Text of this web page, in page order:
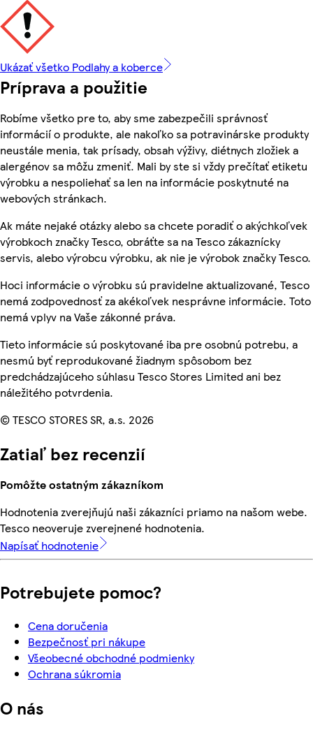
Ukázať všetko Podlahy a koberce
Príprava a použitie
Robíme všetko pre to, aby sme zabezpečili správnosť
informácií o produkte, ale nakoľko sa potravinárske produkty
neustále menia, tak prísady, obsah výživy, diétnych zložiek a
alergénov sa môžu zmeniť. Mali by ste si vždy prečítať etiketu
výrobku a nespoliehať sa len na informácie poskytnuté na
webových stránkach.
Ak máte nejaké otázky alebo sa chcete poradiť o akýchkoľvek
výrobkoch značky Tesco, obráťte sa na Tesco zákaznícky
servis, alebo výrobcu výrobku, ak nie je výrobok značky Tesco.
Hoci informácie o výrobku sú pravidelne aktualizované, Tesco
nemá zodpovednosť za akékoľvek nesprávne informácie. Toto
nemá vplyv na Vaše zákonné práva.
Tieto informácie sú poskytované iba pre osobnú potrebu, a
nesmú byť reprodukované žiadnym spôsobom bez
predchádzajúceho súhlasu Tesco Stores Limited ani bez
náležitého potvrdenia.
© TESCO STORES SR, a.s. 2026
Zatiaľ bez recenzií
Pomôžte ostatným zákazníkom
Hodnotenia zverejňujú naši zákazníci priamo na našom webe.
Tesco neoveruje zverejnené hodnotenia.
Napísať hodnotenie
Potrebujete pomoc?
Cena doručenia
Bezpečnosť pri nákupe
Všeobecné obchodné podmienky
Ochrana súkromia
O nás